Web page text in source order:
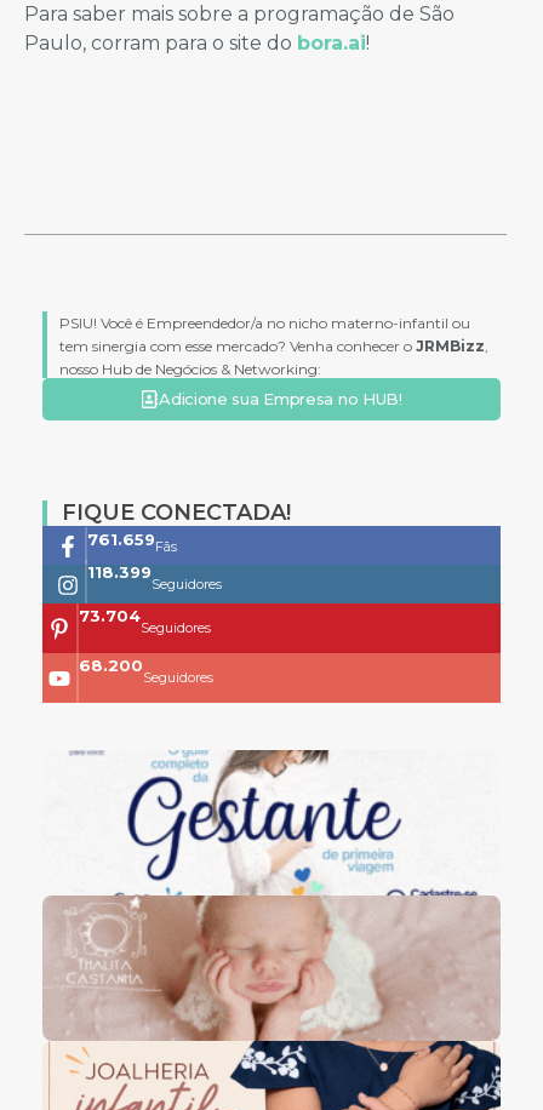
Para saber mais sobre a programação de São
Paulo, corram para o site do bora.ai!
PSIU! Você é Empreendedor/a no nicho materno-infantil ou
tem sinergia com esse mercado? Venha conhecer o JRMBizz
nosso Hub de Negócios & Networking:
Adicione sua Empresa no HUB!
FIQUE CONECTADA!
761.659Fãs
118.399
Seguidores
73.704
Seguidores
68.200
Seguidores